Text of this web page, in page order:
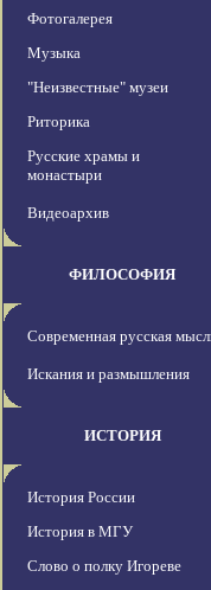
Фотогалерея
Музыка
"Неизвестные" музеи
Риторика
Русские храмы и
монастыри
Видеоархив
ФИЛОСОФИЯ
Современная русская
Искания и размышления
ИСТОРИЯ
История России
История в МГУ
Слово о полку Игореве